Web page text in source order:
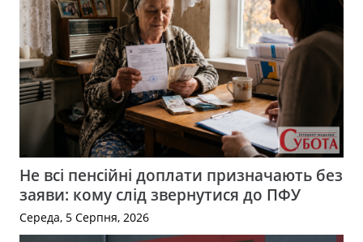
Не всі пенсійні доплати призначають без
заяви: кому слід звернутися до ПФУ
Середа, 5 Серпня, 2026